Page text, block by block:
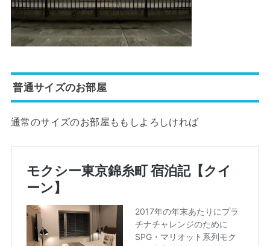
普通サイズのお部屋
通常のサイズのお部屋ももしよろしければ